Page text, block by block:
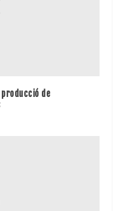
producció de